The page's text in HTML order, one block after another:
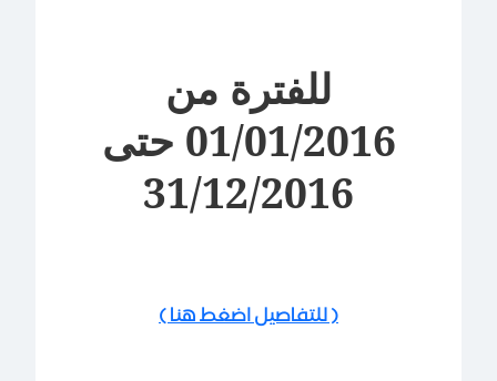
للفترة من
01/01/2016 حتى
31/12/2016
( للتفاصيل اضغط هنا )